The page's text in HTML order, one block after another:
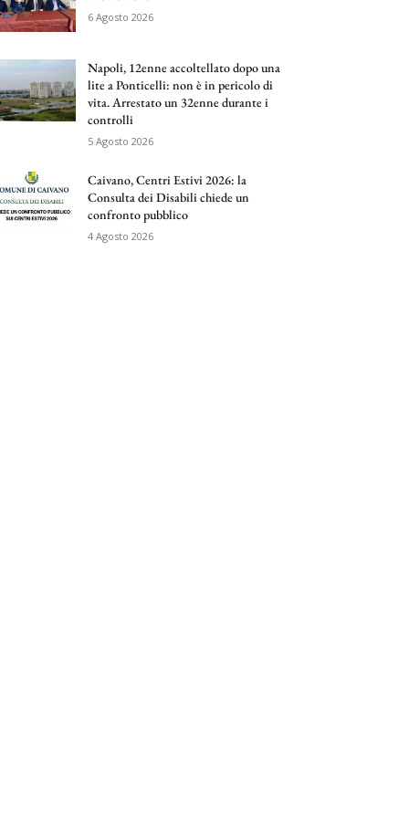
6 Agosto 2026
Napoli, 12enne accoltellato dopo una
lite a Ponticelli: non è in pericolo di
vita. Arrestato un 32enne durante i
controlli
5 Agosto 2026
Caivano, Centri Estivi 2026: la
Consulta dei Disabili chiede un
confronto pubblico
4 Agosto 2026